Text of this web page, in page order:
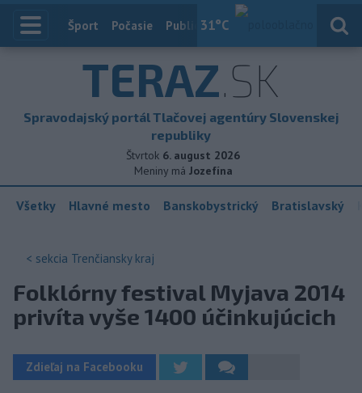
31°C
Index
Šport Počasie Publicistika
TERAZ.SK
Spravodajský portál Tlačovej agentúry Slovenskej
republiky
Štvrtok 6. august 2026
Meniny má Jozefína
Všetky Hlavné mesto Banskobystrický Bratislavský
< sekcia Trenčiansky kraj
Folklórny festival Myjava 2014
privíta vyše 1400 účinkujúcich
Zdieľaj na Facebooku